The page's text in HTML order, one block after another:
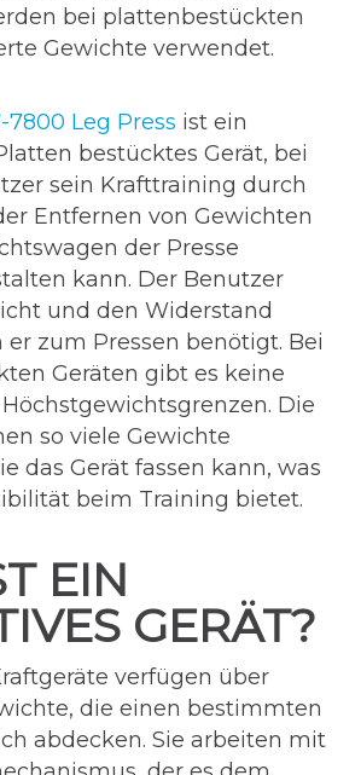
bei plattenbestückten
Gewichte verwendet.
7800 Leg Press ist ein
bestücktes Gerät, bei
sein Krafttraining durch
Entfernen von Gewichten
der Presse
kann. Der Benutzer
und den Widerstand
zum Pressen benötigt. Bei
Geräten gibt es keine
Die
so viele Gewichte
das Gerät fassen kann, was
beim Training bietet.
EIN
GERÄT?
verfügen über
die einen bestimmten
abdecken. Sie arbeiten mit